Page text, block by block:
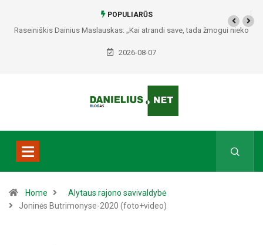
POPULIARŪS
Raseiniškis Dainius Maslauskas: „Kai atrandi save, tada žmogui nieko
2026-08-07
Home
Alytaus rajono savivaldybė
Joninės Butrimonyse-2020 (foto+video)